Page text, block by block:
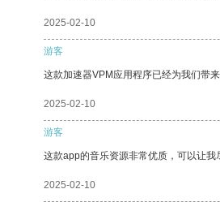
2025-02-10
游客
这款加速器VPM应用程序已经为我们带
2025-02-10
游客
这款app的音乐资源非常优质，可以让我
2025-02-10